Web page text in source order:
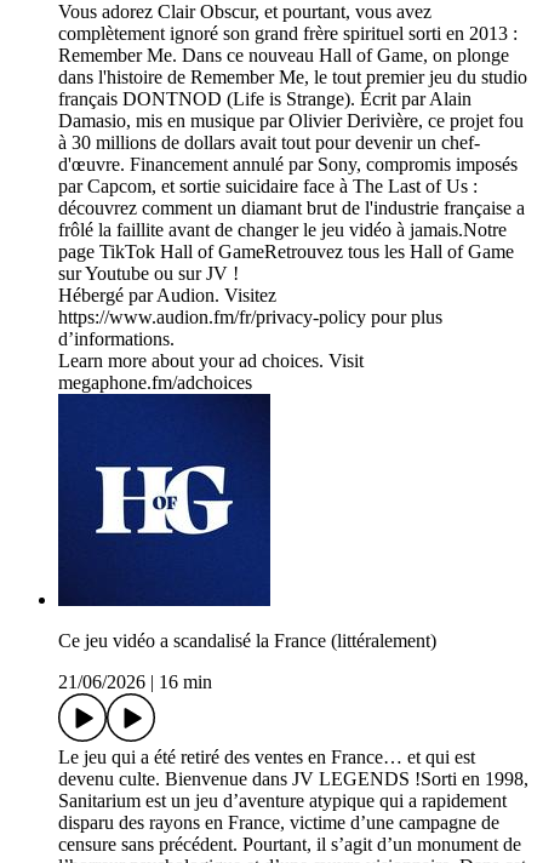
Vous adorez Clair Obscur, et pourtant, vous avez
complètement ignoré son grand frère spirituel sorti en 2013 :
Remember Me. Dans ce nouveau Hall of Game, on plonge
dans l'histoire de Remember Me, le tout premier jeu du studio
français DONTNOD (Life is Strange). Écrit par Alain
Damasio, mis en musique par Olivier Derivière, ce projet fou
à 30 millions de dollars avait tout pour devenir un chef-
d'œuvre. Financement annulé par Sony, compromis imposés
par Capcom, et sortie suicidaire face à The Last of Us :
découvrez comment un diamant brut de l'industrie française a
frôlé la faillite avant de changer le jeu vidéo à jamais.Notre
page TikTok Hall of GameRetrouvez tous les Hall of Game
sur Youtube ou sur JV !
Hébergé par Audion. Visitez
https://www.audion.fm/fr/privacy-policy pour plus
d’informations.
Learn more about your ad choices. Visit
megaphone.fm/adchoices
Ce jeu vidéo a scandalisé la France (littéralement)
21/06/2026
16 min
Le jeu qui a été retiré des ventes en France… et qui est
devenu culte. Bienvenue dans JV LEGENDS !Sorti en 1998,
Sanitarium est un jeu d’aventure atypique qui a rapidement
disparu des rayons en France, victime d’une campagne de
censure sans précédent. Pourtant, il s’agit d’un monument de